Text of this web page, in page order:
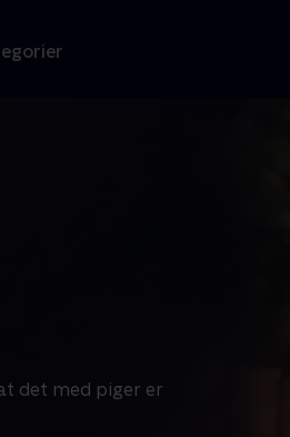
det med piger er